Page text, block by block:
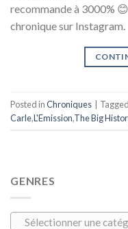
recommande à 3000%
chronique sur Instagram.
Posted inChroniques Tagged
Carle,L'Emission,The Big
GENRES
Sélectionner une